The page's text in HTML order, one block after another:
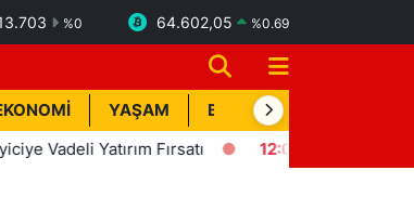
%0 64.602,05 %0.69
YAŞAM BİK İLAN
Yatırım Fırsatı 12:09 HATSU,